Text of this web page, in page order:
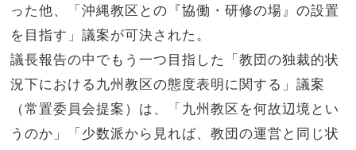
った他、「沖縄教区との『協働・研修の場』の設置
を目指す」議案が可決された。
議長報告の中でもう一つ目指した「教団の独裁的状
況下における九州教区の態度表明に関する」議案
（常置委員会提案）は、「九州教区を何故辺境とい
うのか」「少数派から見れば、教団の運営と同じ状